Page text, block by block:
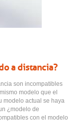
a distancia?
son incompatibles
modelo que el
modelo actual se haya
¿modelo de
con el modelo